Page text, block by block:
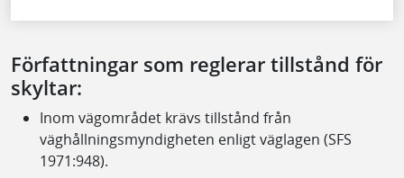
Författningar som reglerar tillstånd för
skyltar:
Inom vägområdet krävs tillstånd från
väghållningsmyndigheten enligt väglagen (SFS
1971:948).